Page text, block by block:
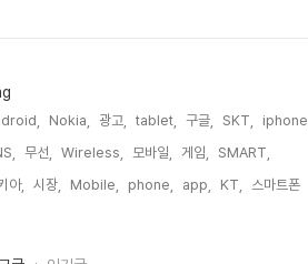
Nokia, 광고, tablet, 구글, SKT,
iphone,
무선, Wireless, 모바일, 게임,
SMART,
아,
시장, Mobile, phone, app, KT, 스마트폰,